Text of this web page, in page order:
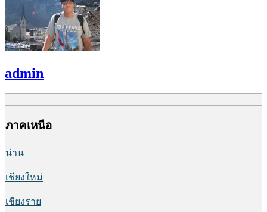
admin
ภาคเหนือ
น่าน
เชียงใหม่
เชียงราย